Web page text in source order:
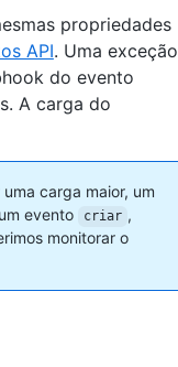
propriedades
API. Uma exceção
do evento
A carga do
carga maior, um
evento
criar ,
monitorar o